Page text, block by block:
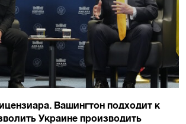
Вашингтон подходит к
Украине производить